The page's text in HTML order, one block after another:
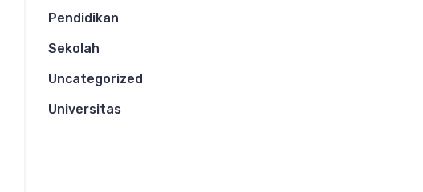
Pendidikan
Sekolah
Uncategorized
Universitas